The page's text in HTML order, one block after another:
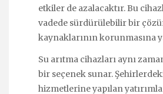
etkiler de azalacaktır. Bu
vadede sürdürülebilir bir
kaynaklarının korunmasına
Su arıtma cihazları aynı
bir seçenek sunar.
hizmetlerine yapılan